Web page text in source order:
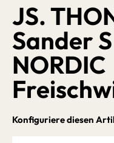
JS.
Sander
NORDIC
Konfiguriere diesen